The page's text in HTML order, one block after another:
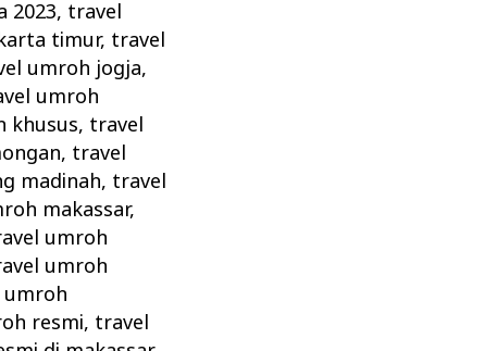
2023, travel
timur, travel
umroh jogja,
umroh
khusus, travel
, travel
madinah, travel
makassar,
umroh
umroh
resmi, travel